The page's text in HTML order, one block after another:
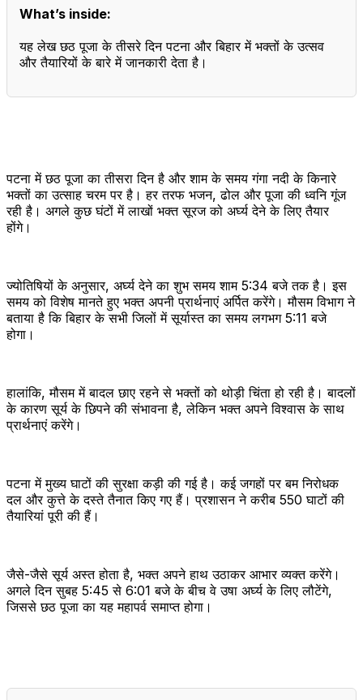
What’s inside:
यह लेख छठ पूजा के तीसरे दिन पटना और बिहार में भक्तों के उत्सव
और तैयारियों के बारे में जानकारी देता है।
पटना में छठ पूजा का तीसरा दिन है और शाम के समय गंगा नदी के किनारे
भक्तों का उत्साह चरम पर है। हर तरफ भजन, ढोल और पूजा की ध्वनि गूंज
रही है। अगले कुछ घंटों में लाखों भक्त सूरज को अर्घ्य देने के लिए तैयार
होंगे।
ज्योतिषियों के अनुसार, अर्घ्य देने का शुभ समय शाम 5:34 बजे तक है। इस
समय को विशेष मानते हुए भक्त अपनी प्रार्थनाएं अर्पित करेंगे। मौसम विभाग ने
बताया है कि बिहार के सभी जिलों में सूर्यास्त का समय लगभग 5:11 बजे
होगा।
हालांकि, मौसम में बादल छाए रहने से भक्तों को थोड़ी चिंता हो रही है। बादलों
के कारण सूर्य के छिपने की संभावना है, लेकिन भक्त अपने विश्वास के साथ
प्रार्थनाएं करेंगे।
पटना में मुख्य घाटों की सुरक्षा कड़ी की गई है। कई जगहों पर बम निरोधक
दल और कुत्ते के दस्ते तैनात किए गए हैं। प्रशासन ने करीब 550 घाटों की
तैयारियां पूरी की हैं।
जैसे-जैसे सूर्य अस्त होता है, भक्त अपने हाथ उठाकर आभार व्यक्त करेंगे।
अगले दिन सुबह 5:45 से 6:01 बजे के बीच वे उषा अर्घ्य के लिए लौटेंगे,
जिससे छठ पूजा का यह महापर्व समाप्त होगा।